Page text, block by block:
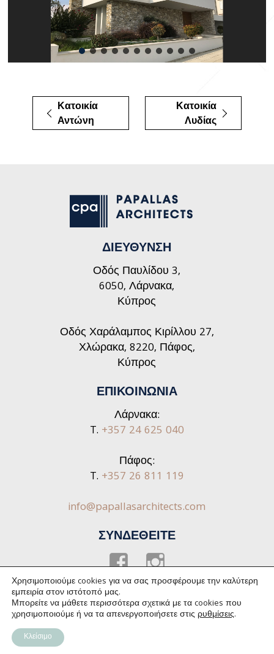
Κατοικία
Αντώνη
Κατοικία
Λυδίας
ΔΙΕΥΘΥΝΣΗ
Οδός Παυλίδου 3,
6050, Λάρνακα,
Κύπρος
Οδός Χαράλαμπος Κιρίλλου 27,
Χλώρακα, 8220, Πάφος,
Κύπρος
ΕΠΙΚΟΙΝΩΝΙΑ
Λάρνακα:
T. +357 24 625 040
Πάφος:
T. +357 26 811 119
info@papallasarchitects.com
ΣΥΝΔΕΘΕΙΤΕ
Facebook
cpaPAPALLAS ARCHITECTS ©2026. All Rights Reserved |
Ρυθμίσεις Cookies
Χρησιμοποιούμε cookies για να σας προσφέρουμε την καλύτερη
εμπειρία στον ιστότοπό μας.
Μπορείτε να μάθετε περισσότερα σχετικά με τα cookies που
χρησιμοποιούμε ή να τα απενεργοποιήσετε στις ρυθμίσεις.
Κλείσιμο